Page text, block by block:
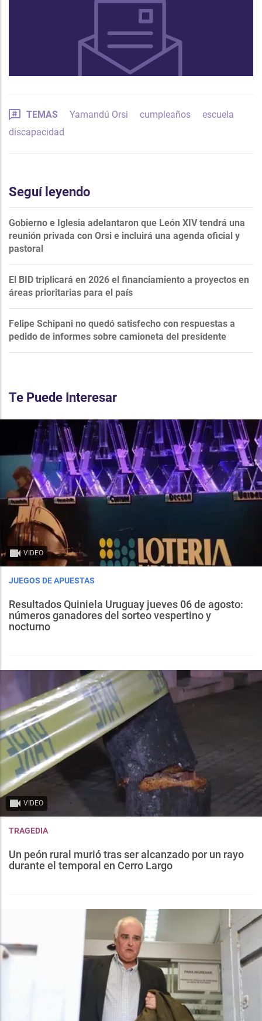
TEMAS Yamandú Orsi cumpleaños
escuela
discapacidad
Seguí leyendo
Gobierno e Iglesia adelantaron que León XIV tendrá una
reunión privada con Orsi e incluirá una agenda oficial y
pastoral
El BID triplicará en 2026 el financiamiento a proyectos en
áreas prioritarias para el país
Felipe Schipani no quedó satisfecho con respuestas a
pedido de informes sobre camioneta del presidente
Te Puede Interesar
VIDEO
JUEGOS DE APUESTAS
Resultados Quiniela Uruguay jueves 06 de agosto:
números ganadores del sorteo vespertino y
nocturno
VIDEO
TRAGEDIA
Un peón rural murió tras ser alcanzado por un rayo
durante el temporal en Cerro Largo